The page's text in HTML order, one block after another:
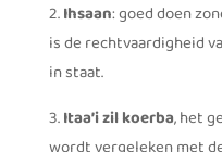
2.Ihsaan: goed doen
is de rechtvaardigheid
in staat.
3.Itaa’i zil koerba, het